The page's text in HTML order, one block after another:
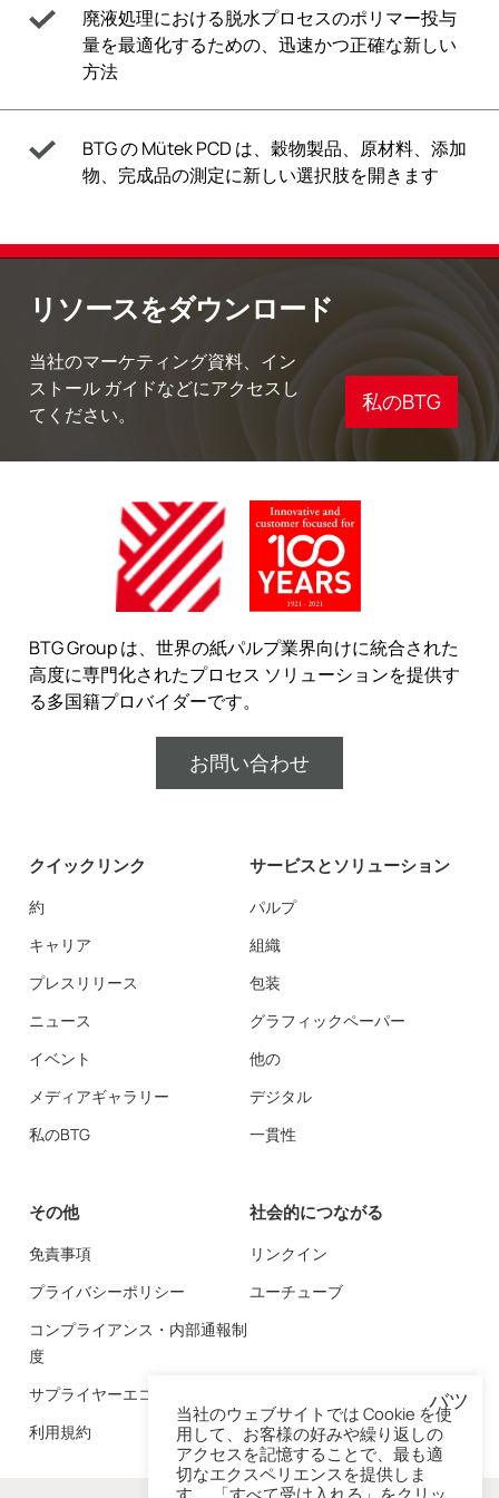
廃液処理における脱水プロセスのポリマー投与
量を最適化するための、迅速かつ正確な新しい
方法
BTG の Mütek PCD は、穀物製品、原材料、添加
物、完成品の測定に新しい選択肢を開きます
リソースをダウンロード
当社のマーケティング資料、イン
ストール ガイドなどにアクセスし
てください。
私のBTG
BTG Group は、世界の紙パルプ業界向けに統合された
高度に専門化されたプロセス ソリューションを提供す
る多国籍プロバイダーです。
お問い合わせ
クイックリンク
約
キャリア
プレスリリース
ニュース
イベント
メディアギャラリー
私のBTG
サービスとソリューション
パルプ
組織
包装
グラフィックペーパー
他の
デジタル
一貫性
その他
免責事項
プライバシーポリシー
コンプライアンス・内部通報制
度
サプライヤーエコシステム
利用規約
社会的につながる
リンクイン
ユーチューブ
バツ
当社のウェブサイトでは Cookie を使
用して、お客様の好みや繰り返しの
アクセスを記憶することで、最も適
切なエクスペリエンスを提供しま
す。 「すべて受け入れる」をクリッ